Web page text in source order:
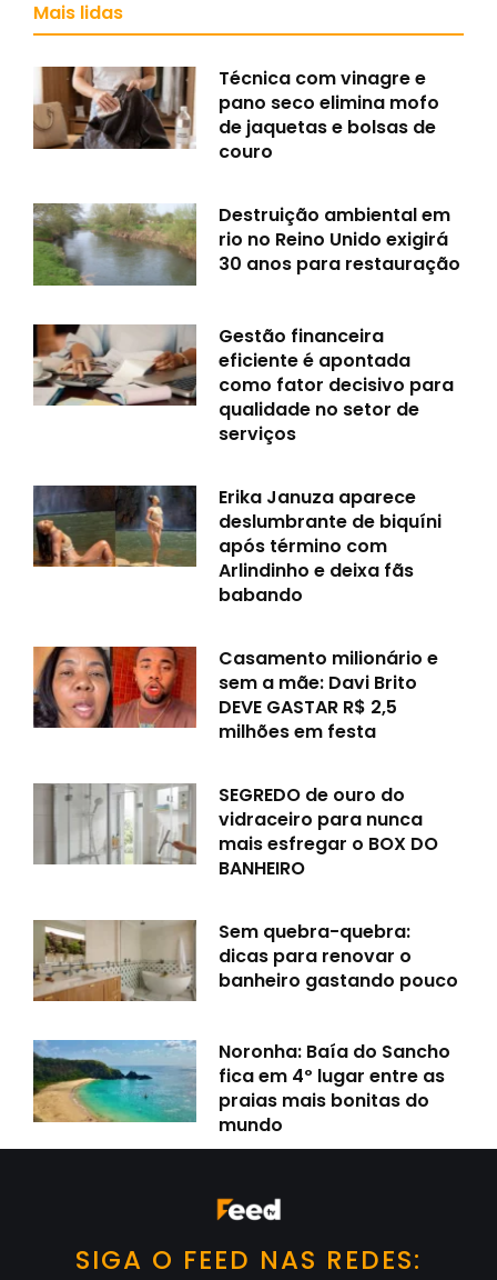
Mais lidas
Técnica com vinagre e
pano seco elimina mofo
de jaquetas e bolsas de
couro
Destruição ambiental em
rio no Reino Unido exigirá
30 anos para restauração
Gestão financeira
eficiente é apontada
como fator decisivo para
qualidade no setor de
serviços
Erika Januza aparece
deslumbrante de biquíni
após término com
Arlindinho e deixa fãs
babando
Casamento milionário e
sem a mãe: Davi Brito
DEVE GASTAR R$ 2,5
milhões em festa
SEGREDO de ouro do
vidraceiro para nunca
mais esfregar o BOX DO
BANHEIRO
Sem quebra-quebra:
dicas para renovar o
banheiro gastando pouco
Noronha: Baía do Sancho
fica em 4º lugar entre as
praias mais bonitas do
mundo
SIGA O FEED NAS REDES: